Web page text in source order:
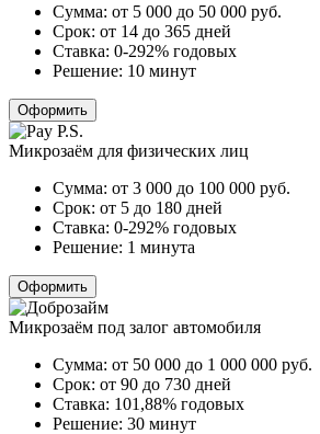
Сумма: от 5 000 до 50 000 руб.
Срок: от 14 до 365 дней
Ставка: 0-292% годовых
Решение: 10 минут
Оформить
Микрозаём для физических лиц
Сумма: от 3 000 до 100 000 руб.
Срок: от 5 до 180 дней
Ставка: 0-292% годовых
Решение: 1 минута
Оформить
Микрозаём под залог автомобиля
Сумма: от 50 000 до 1 000 000 руб.
Срок: от 90 до 730 дней
Ставка: 101,88% годовых
Решение: 30 минут